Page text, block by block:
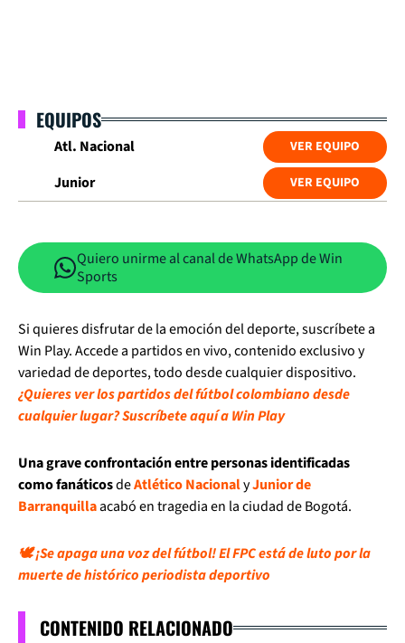
EQUIPOS
Atl. Nacional VER EQUIPO
Junior VER EQUIPO
Quiero unirme al canal de WhatsApp de Win
Sports
Si quieres disfrutar de la emoción del deporte, suscríbete a
Win Play. Accede a partidos en vivo, contenido exclusivo y
variedad de deportes, todo desde cualquier dispositivo.
¿Quieres ver los partidos del fútbol colombiano desde
cualquier lugar? Suscríbete aquí a Win Play
Una grave confrontación entre personas identificadas
como fanáticosdeAtlético NacionalyJunior de
Barranquillaacabó en tragedia en la ciudad de Bogotá.
🕊️ ¡Se apaga una voz del fútbol! El FPC está de luto por la
muerte de histórico periodista deportivo
CONTENIDO RELACIONADO